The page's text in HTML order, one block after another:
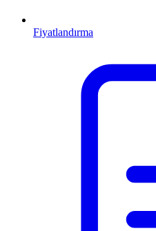
Fiyatlandırma